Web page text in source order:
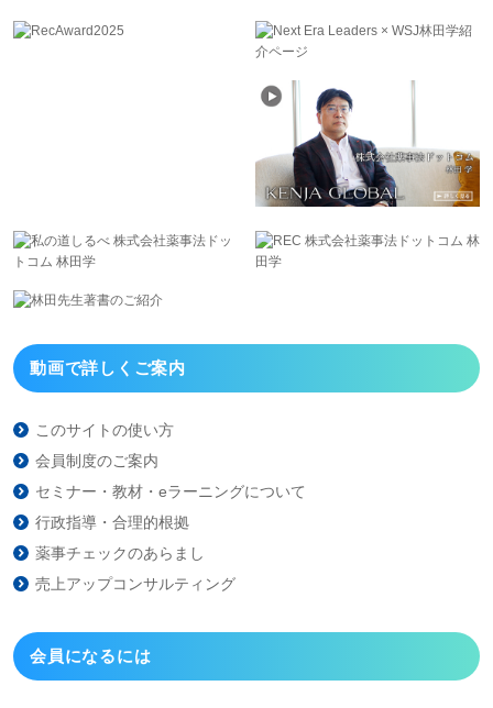
動画で詳しくご案内
このサイトの使い方
会員制度のご案内
セミナー・教材・eラーニングについて
行政指導・合理的根拠
薬事チェックのあらまし
売上アップコンサルティング
会員になるには